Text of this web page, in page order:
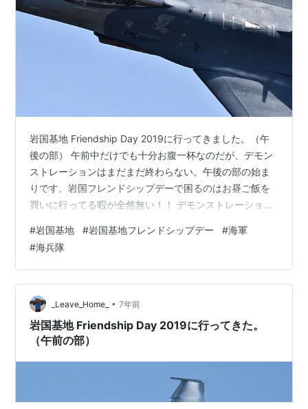
岩国基地 Friendship Day 2019に行ってきました。（午
後の部） 午前中だけでも十分お腹一杯なのだが、デモン
ストレーションはまだまだ終わらない。午後の部の始ま
りです。岩国フレンドシップデーで困るのはお昼ご飯を
買いに行ってる暇が全然無い！！ デモンストレーション
ツ。今年もウェポンベイを惜しみなく見せてくれる大サ
ービス。 F-35のお腹。いつもの感想：すごいスベスベし
てそうです・・・。 F-35Bのおしり。 垂直着陸モード。
プロペラも無いこんな鉄の塊が浮いてるか不思議だ。F-
16／F-18ほど派手な飛行はしないけれど、こうやって
最…
#岩国基地 #岩国基地フレンドシップデー #海軍
#海兵隊
_Leave_Home_ • 7年前
岩国基地 Friendship Day 2019に行ってきた。
（午前の部）